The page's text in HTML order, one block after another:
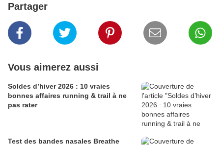
Partager
Vous aimerez aussi
Soldes d’hiver 2026 : 10 vraies
bonnes affaires running & trail à ne
pas rater
Test des bandes nasales Breathe